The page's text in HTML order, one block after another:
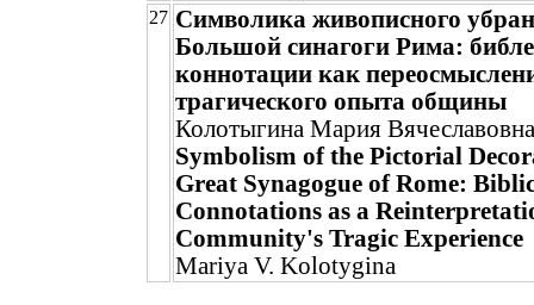
27 Символика живописного
Большой синагоги Рима:
коннотации как
трагического опыта общины
Колотыгина Мария Вячеславовна
Symbolism of the Pictorial
Great Synagogue of Rome:
Connotations as a
Community's Tragic Experience
Mariya V. Kolotygina